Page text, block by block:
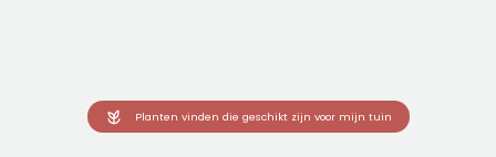
Planten vinden die geschikt zijn voor mijn tuin